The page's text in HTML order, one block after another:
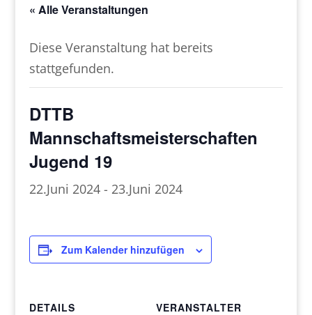
« Alle Veranstaltungen
Diese Veranstaltung hat bereits
stattgefunden.
DTTB
Mannschaftsmeisterschaften
Jugend 19
22.Juni 2024 - 23.Juni 2024
Zum Kalender hinzufügen
DETAILS
VERANSTALTER